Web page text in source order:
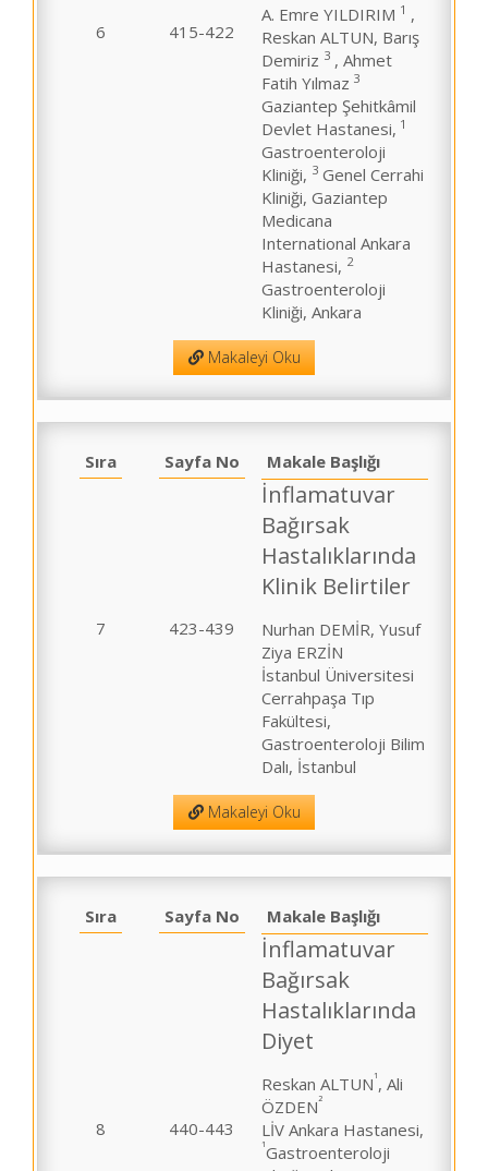
6 415-422
A. Emre YILDIRIM 1 ,
Reskan ALTUN, Barış
Demiriz 3 , Ahmet
Fatih Yılmaz 3
Gaziantep Şehitkâmil
Devlet Hastanesi, 1
Gastroenteroloji
Kliniği, 3 Genel Cerrahi
Kliniği, Gaziantep
Medicana
International Ankara
Hastanesi, 2
Gastroenteroloji
Kliniği, Ankara
Makaleyi Oku
Sıra Sayfa No Makale Başlığı
7 423-439
İnflamatuvar
Bağırsak
Hastalıklarında
Klinik Belirtiler
Nurhan DEMİR, Yusuf
Ziya ERZİN
İstanbul Üniversitesi
Cerrahpaşa Tıp
Fakültesi,
Gastroenteroloji Bilim
Dalı, İstanbul
Makaleyi Oku
Sıra Sayfa No Makale Başlığı
8 440-443
İnflamatuvar
Bağırsak
Hastalıklarında
Diyet
Reskan ALTUN¹, Ali
ÖZDEN²
LİV Ankara Hastanesi,
¹Gastroenteroloji